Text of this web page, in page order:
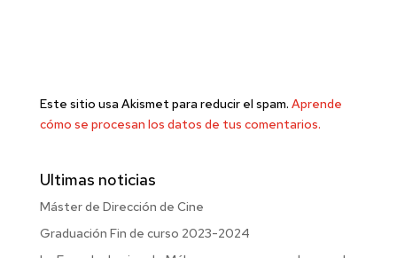
Este sitio usa Akismet para reducir el spam. Aprende
cómo se procesan los datos de tus comentarios.
Ultimas noticias
Máster de Dirección de Cine
Graduación Fin de curso 2023-2024